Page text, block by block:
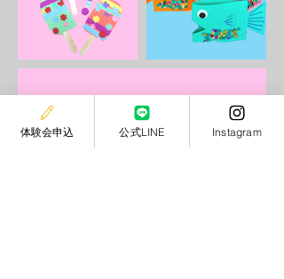
体験会申込 公式LINE Instagram